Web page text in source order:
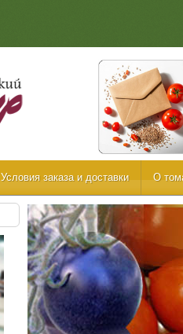
Условия заказа и доставки О